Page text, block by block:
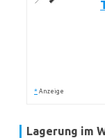
* Anzeige
Lagerung im